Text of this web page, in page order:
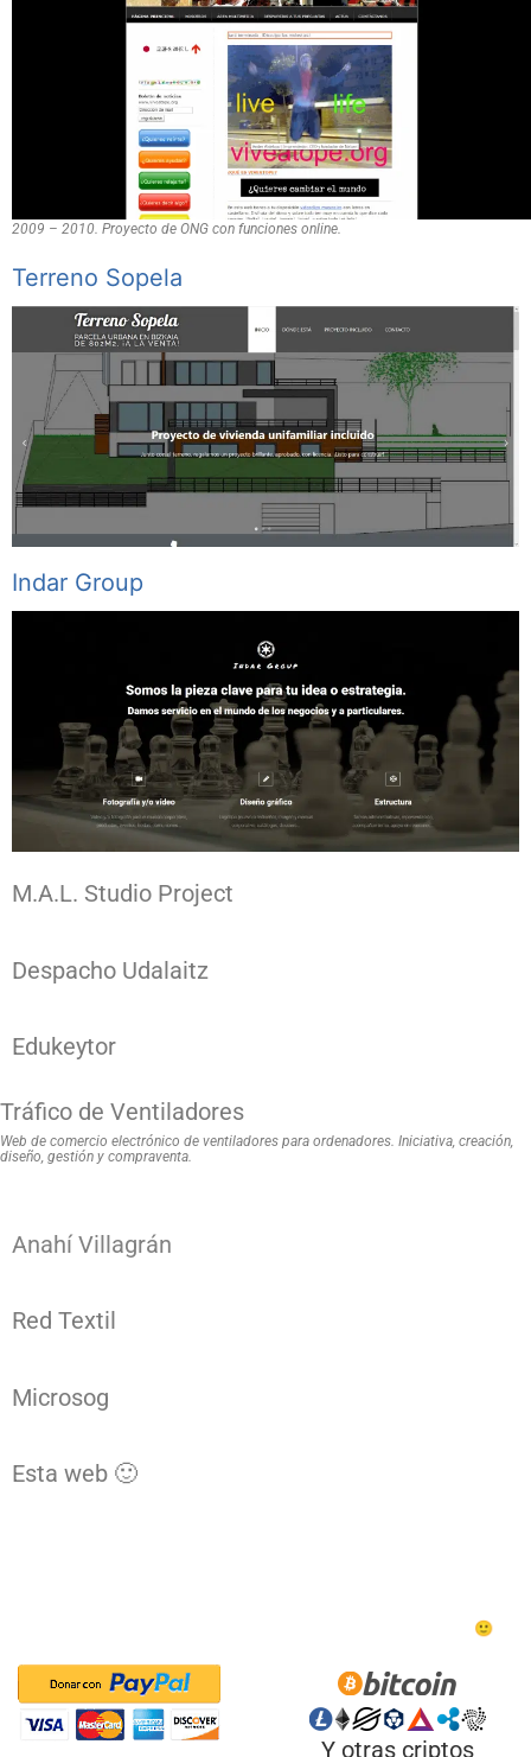
2009 – 2010. Proyecto de ONG con funciones online.
Terreno Sopela
Indar Group
M.A.L. Studio Project
Despacho Udalaitz
Edukeytor
Tráfico de Ventiladores
Web de comercio electrónico de ventiladores para ordenadores. Iniciativa, creación,
diseño, gestión y compraventa.
Anahí Villagrán
Red Textil
Microsog
Esta web 🙂
¿Me ayudas a mantener la web y a comprarme un helado? 🙂
Y otras criptos